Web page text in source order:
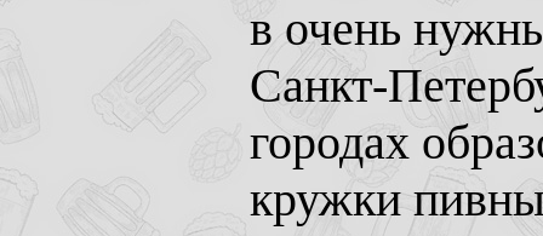
в очень
Санкт-
городах
кружки